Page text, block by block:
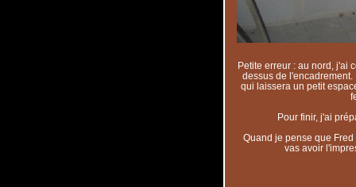
Petite erreur : au nord, j'ai
dessus de l'encadrement.
qui laissera un petit
Pour finir, j'ai
Quand je pense que Fred
vas avoir